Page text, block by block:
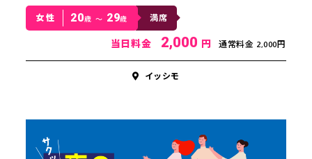
女性 20歳 〜 29歳 満席
当日料金 2,000 円 通常料金 2,000円
イッシモ